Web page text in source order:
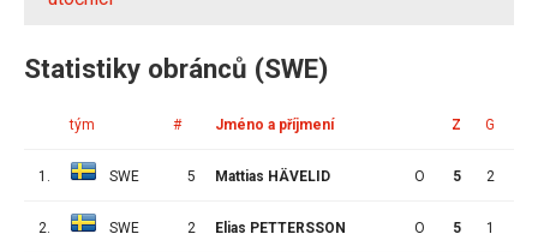
Statistiky obránců (SWE)
tým # Jméno a příjmení Z G
1. SWE 5 Mattias HÄVELID O 5 2
2. SWE 2 Elias PETTERSSON O 5 1